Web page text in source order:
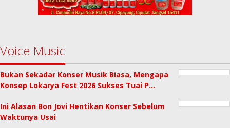
Voice Music
Bukan Sekadar Konser Musik Biasa, Mengapa
Konsep Lokarya Fest 2026 Sukses Tuai P…
Ini Alasan Bon Jovi Hentikan Konser Sebelum
Waktunya Usai